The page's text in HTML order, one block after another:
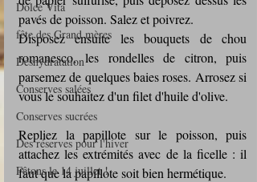
Dolce Vita
fête des Grand mères
Déshydratation
Conserves salées
Conserves sucrées
Des réserves pour l'hiver
Fêtons le 14 juillet !
pavés de poisson. Salez et poivrez.
Disposez ensuite les bouquets de chou
romanesco, les rondelles de citron, puis
parsemez de quelques baies roses. Arrosez si
vous le souhaitez d'un filet d'huile d'olive.
Repliez la papillote sur le poisson, puis
attachez les extrémités avec de la ficelle : il
faut que la papillote soit bien hermétique.